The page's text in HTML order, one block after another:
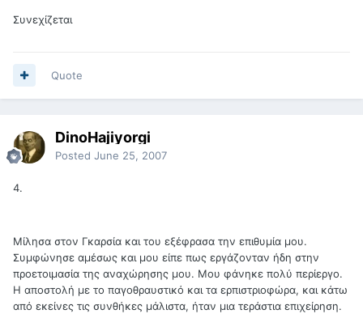
Συνεχίζεται
Quote
DinoHajiyorgi
Posted June 25, 2007
4.
Μίλησα στον Γκαρσία και του εξέφρασα την επιθυμία μου.
Συμφώνησε αμέσως και μου είπε πως εργάζονταν ήδη στην
προετοιμασία της αναχώρησης μου. Μου φάνηκε πολύ περίεργο.
Η αποστολή με το παγοθραυστικό και τα ερπιστριοφώρα, και κάτω
από εκείνες τις συνθήκες μάλιστα, ήταν μια τεράστια επιχείρηση.